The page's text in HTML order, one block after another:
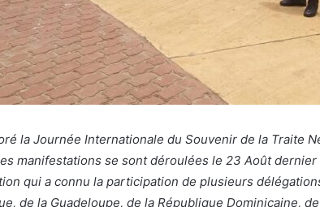
la Journée Internationale du Souvenir de la Traite
manifestations se sont déroulées le 23 Août dernier
qui a connu la participation de plusieurs
de la Guadeloupe, de la République Dominicaine,